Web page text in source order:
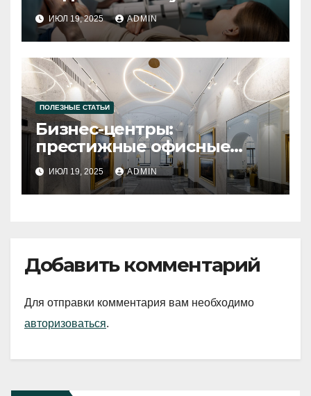
посещать специалиста
ИЮЛ 19, 2025 ADMIN
ПОЛЕЗНЫЕ СТАТЬИ
Бизнес-центры:
престижные офисные
пространства в Санкт-
Петербурге
ИЮЛ 19, 2025 ADMIN
Добавить комментарий
Для отправки комментария вам необходимо
авторизоваться.